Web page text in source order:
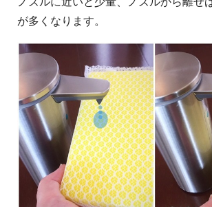
が多くなります。